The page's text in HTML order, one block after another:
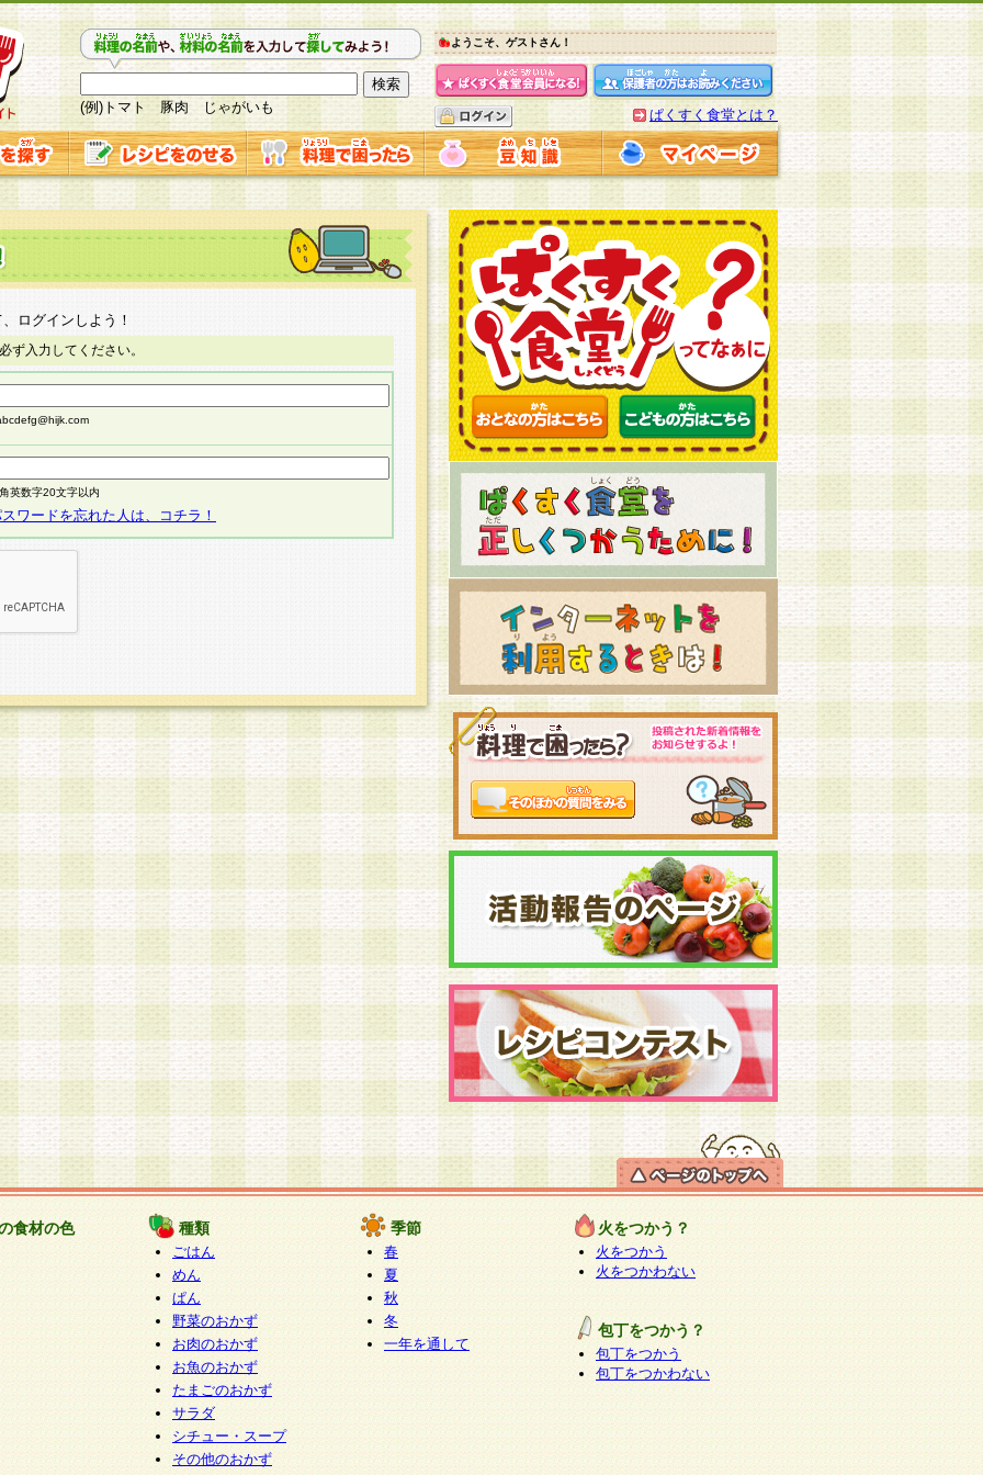
(例)トマト 豚肉 じゃがいも
ようこそ、ゲストさん！
ぱくすく食堂とは？
ログインしよう！
ず入力してください。
英数字20文字以内
ワードを忘れた人は、コチラ！
食材の色 種類
ごはん
めん
ぱん
野菜のおかず
お肉のおかず
お魚のおかず
たまごのおかず
サラダ
シチュー・スープ
その他のおかず
季節
春
夏
秋
冬
一年を通して
火をつかう？
火をつかう
火をつかわない
包丁をつかう？
包丁をつかう
包丁をつかわない